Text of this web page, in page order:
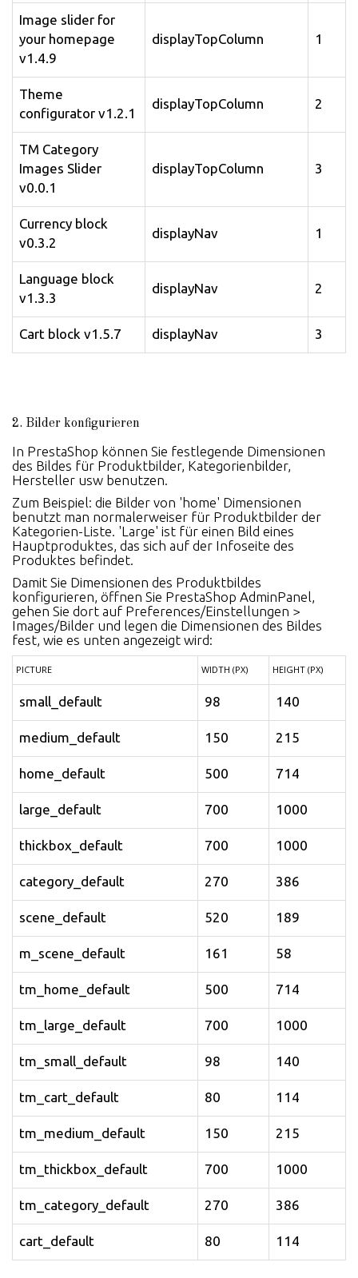
Image slider for
your homepage
v1.4.9
displayTopColumn 1
Theme
configurator v1.2.1
displayTopColumn 2
TM Category
Images Slider
v0.0.1
displayTopColumn 3
Currency block
v0.3.2
displayNav 1
Language block
v1.3.3
displayNav 2
Cart block v1.5.7 displayNav 3
2. Bilder konfigurieren
In PrestaShop können Sie festlegende Dimensionen
des Bildes für Produktbilder, Kategorienbilder,
Hersteller usw benutzen.
Zum Beispiel: die Bilder von 'home' Dimensionen
benutzt man normalerweiser für Produktbilder der
Kategorien-Liste. 'Large' ist für einen Bild eines
Hauptproduktes, das sich auf der Infoseite des
Produktes befindet.
Damit Sie Dimensionen des Produktbildes
konfigurieren, öffnen Sie PrestaShop AdminPanel,
gehen Sie dort auf Preferences/Einstellungen >
Images/Bilder und legen die Dimensionen des Bildes
fest, wie es unten angezeigt wird:
PICTURE WIDTH (PX) HEIGHT (PX)
small_default 98 140
medium_default 150 215
home_default 500 714
large_default 700 1000
thickbox_default 700 1000
category_default 270 386
scene_default 520 189
m_scene_default 161 58
tm_home_default 500 714
tm_large_default 700 1000
tm_small_default 98 140
tm_cart_default 80 114
tm_medium_default 150 215
tm_thickbox_default 700 1000
tm_category_default 270 386
cart_default 80 114